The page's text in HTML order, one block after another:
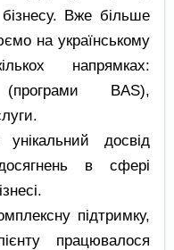
Вже більше
на українському
напрямках:
BAS),
досвід
в сфері
підтримку,
працювалося